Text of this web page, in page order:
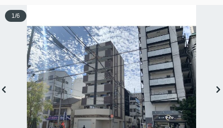
1/6